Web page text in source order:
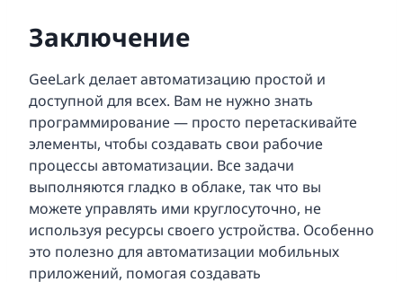
Заключение
GeeLark делает автоматизацию простой и
доступной для всех. Вам не нужно знать
программирование — просто перетаскивайте
элементы, чтобы создавать свои рабочие
процессы автоматизации. Все задачи
выполняются гладко в облаке, так что вы
можете управлять ими круглосуточно, не
используя ресурсы своего устройства. Особенно
это полезно для автоматизации мобильных
приложений, помогая создавать